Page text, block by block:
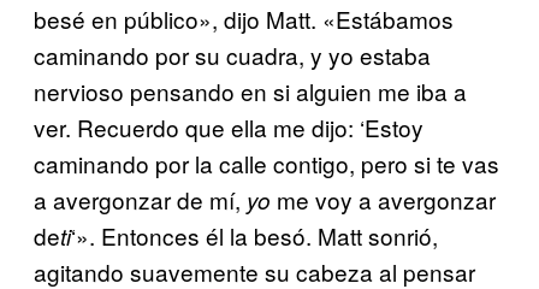
besé en público», dijo Matt. «Estábamos
caminando por su cuadra, y yo estaba
nervioso pensando en si alguien me iba a
ver. Recuerdo que ella me dijo: ‘Estoy
caminando por la calle contigo, pero si te vas
a avergonzar de mí, yo me voy a avergonzar
deti‘». Entonces él la besó. Matt sonrió,
agitando suavemente su cabeza al pensar